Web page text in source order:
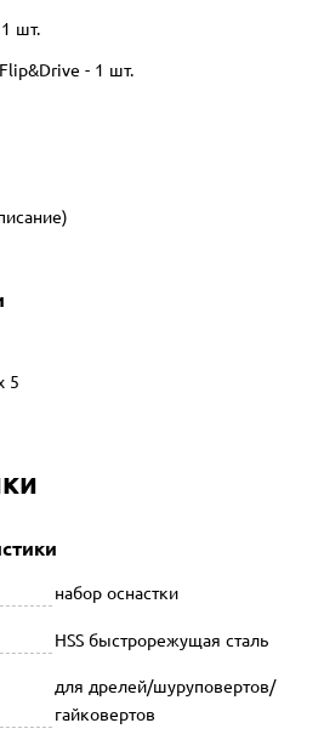
шт.
- 1 шт.
5
набор оснастки
HSS быстрорежущая сталь
для дрелей/шуруповертов/
гайковертов